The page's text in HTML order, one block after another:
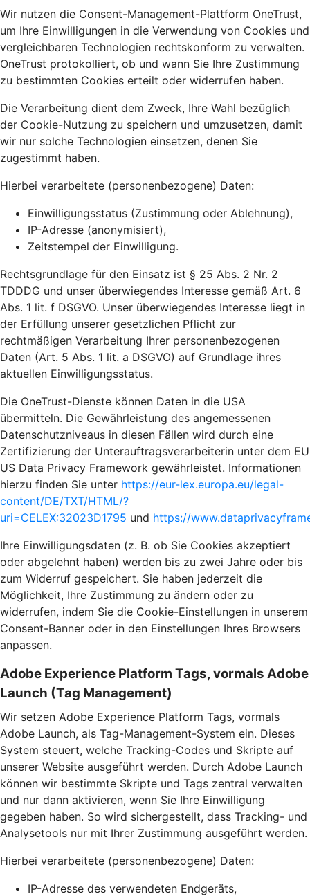
Wir nutzen die Consent-Management-Plattform OneTrust,
um Ihre Einwilligungen in die Verwendung von Cookies und
vergleichbaren Technologien rechtskonform zu verwalten.
OneTrust protokolliert, ob und wann Sie Ihre Zustimmung
zu bestimmten Cookies erteilt oder widerrufen haben.
Die Verarbeitung dient dem Zweck, Ihre Wahl bezüglich
der Cookie-Nutzung zu speichern und umzusetzen, damit
wir nur solche Technologien einsetzen, denen Sie
zugestimmt haben.
Hierbei verarbeitete (personenbezogene) Daten:
Einwilligungsstatus (Zustimmung oder Ablehnung),
IP-Adresse (anonymisiert),
Zeitstempel der Einwilligung.
Rechtsgrundlage für den Einsatz ist § 25 Abs. 2 Nr. 2
TDDDG und unser überwiegendes Interesse gemäß Art. 6
Abs. 1 lit. f DSGVO. Unser überwiegendes Interesse liegt in
der Erfüllung unserer gesetzlichen Pflicht zur
rechtmäßigen Verarbeitung Ihrer personenbezogenen
Daten (Art. 5 Abs. 1 lit. a DSGVO) auf Grundlage ihres
aktuellen Einwilligungsstatus.
Die OneTrust-Dienste können Daten in die USA
übermitteln. Die Gewährleistung des angemessenen
Datenschutzniveaus in diesen Fällen wird durch eine
Zertifizierung der Unterauftragsverarbeiterin unter dem EU
US Data Privacy Framework gewährleistet. Informationen
hierzu finden Sie unter https://eur-lex.europa.eu/legal-
content/DE/TXT/HTML/?
uri=CELEX:32023D1795 und https://
Ihre Einwilligungsdaten (z. B. ob Sie Cookies akzeptiert
oder abgelehnt haben) werden bis zu zwei Jahre oder bis
zum Widerruf gespeichert. Sie haben jederzeit die
Möglichkeit, Ihre Zustimmung zu ändern oder zu
widerrufen, indem Sie die Cookie-Einstellungen in unserem
Consent-Banner oder in den Einstellungen Ihres Browsers
anpassen.
Adobe Experience Platform Tags, vormals Adobe
Launch (Tag Management)
Wir setzen Adobe Experience Platform Tags, vormals
Adobe Launch, als Tag-Management-System ein. Dieses
System steuert, welche Tracking-Codes und Skripte auf
unserer Website ausgeführt werden. Durch Adobe Launch
können wir bestimmte Skripte und Tags zentral verwalten
und nur dann aktivieren, wenn Sie Ihre Einwilligung
gegeben haben. So wird sichergestellt, dass Tracking- und
Analysetools nur mit Ihrer Zustimmung ausgeführt werden.
Hierbei verarbeitete (personenbezogene) Daten:
IP-Adresse des verwendeten Endgeräts,